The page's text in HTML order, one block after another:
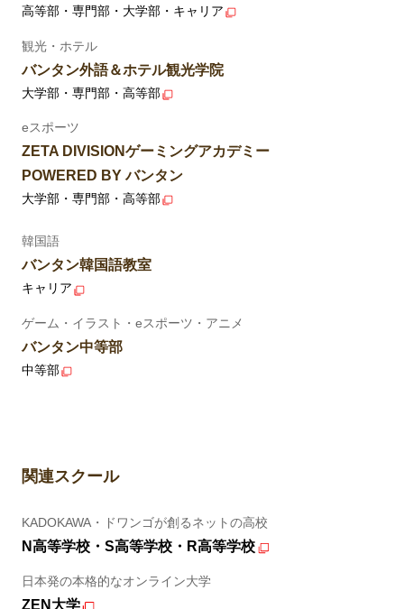
高等部・専門部・大学部・キャリア
観光・ホテル
バンタン外語＆ホテル観光学院
大学部・専門部・高等部
eスポーツ
ZETA DIVISIONゲーミングアカデミー
POWERED BY バンタン
大学部・専門部・高等部
韓国語
バンタン韓国語教室
キャリア
ゲーム・イラスト・eスポーツ・アニメ
バンタン中等部
中等部
関連スクール
KADOKAWA・ドワンゴが創るネットの高校
N高等学校・S高等学校・R高等学校
日本発の本格的なオンライン大学
ZEN大学